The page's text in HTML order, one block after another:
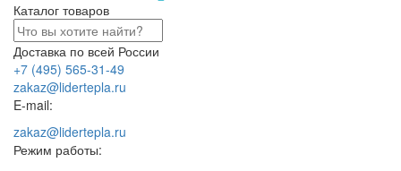
Каталог товаров
Доставка по всей России
+7 (495) 565-31-49
zakaz@lidertepla.ru
E-mail:
zakaz@lidertepla.ru
Режим работы: